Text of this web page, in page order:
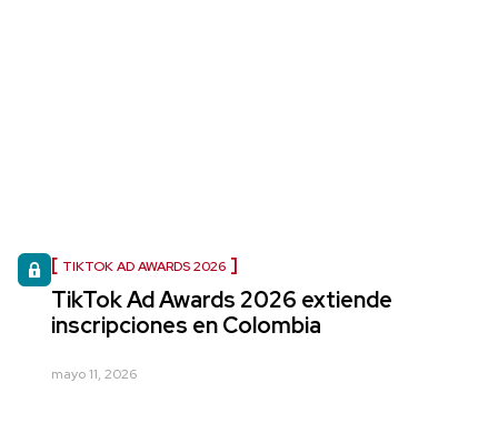
TIKTOK AD AWARDS 2026
TikTok Ad Awards 2026 extiende
inscripciones en Colombia
mayo 11, 2026